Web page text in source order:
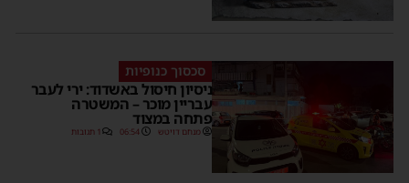
סכסוך כנופיות
ניסיון חיסול באשדוד: ירי לעבר
עבריין מוכר – המשטרה
פתחה במצוד
מנחם דויטש 06:54 1 תגובות